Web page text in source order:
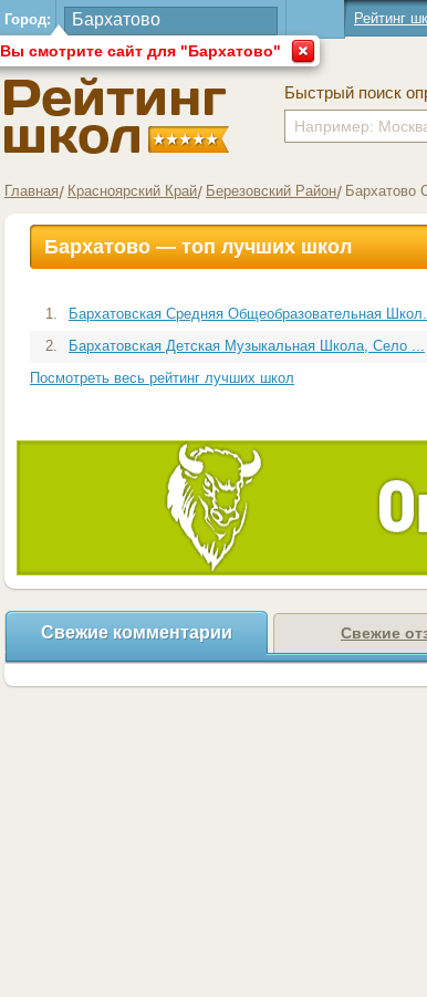
Город:
Вы смотрите сайт для "Бархатово"
Рейтинг
Быстрый поиск
Главная Красноярский Край Березовский Район Бархатово
Бархатово — топ лучших школ
1.
Бархатовская Средняя Общеобразовательная
2.
Бархатовская Детская Музыкальная Школа, Село ...
Посмотреть весь рейтинг лучших школ
Свежие комментарии Свежие